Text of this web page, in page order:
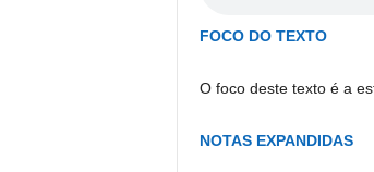
FOCO DO TEXTO
O foco deste texto é a
NOTAS EXPANDIDAS